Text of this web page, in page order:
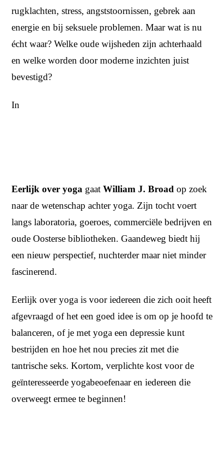
rugklachten, stress, angststoornissen, gebrek aan
energie en bij seksuele problemen. Maar wat is nu
écht waar? Welke oude wijsheden zijn achterhaald
en welke worden door moderne inzichten juist
bevestigd?
In
Eerlijk over yoga gaat William J. Broad op zoek
naar de wetenschap achter yoga. Zijn tocht voert
langs laboratoria, goeroes, commerciële bedrijven en
oude Oosterse bibliotheken. Gaandeweg biedt hij
een nieuw perspectief, nuchterder maar niet minder
fascinerend.
Eerlijk over yoga is voor iedereen die zich ooit heeft
afgevraagd of het een goed idee is om op je hoofd te
balanceren, of je met yoga een depressie kunt
bestrijden en hoe het nou precies zit met die
tantrische seks. Kortom, verplichte kost voor de
geïnteresseerde yogabeoefenaar en iedereen die
overweegt ermee te beginnen!